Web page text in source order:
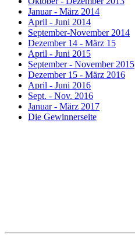
Januar - März 2014
April - Juni 2014
September-November 2014
Dezember 14 - März 15
April - Juni 2015
September - November 2015
Dezember 15 - März 2016
April - Juni 2016
Sept. - Nov. 2016
Januar - März 2017
Die Gewinnerseite